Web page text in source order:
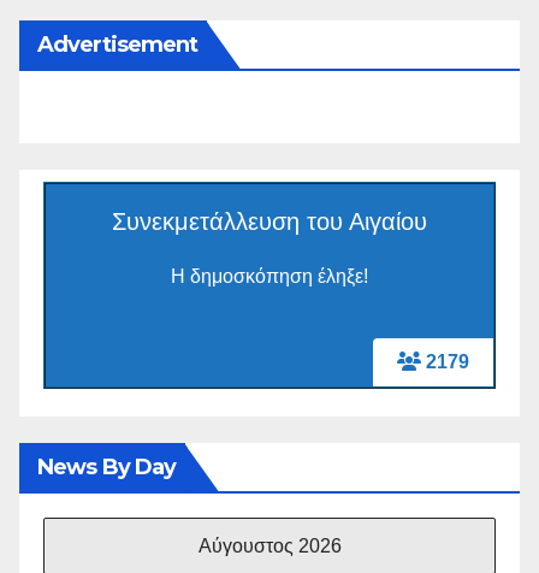
Advertisement
2179
Συνεκμετάλλευση του Αιγαίου
Η δημοσκόπηση έληξε!
News By Day
Αύγουστος 2026